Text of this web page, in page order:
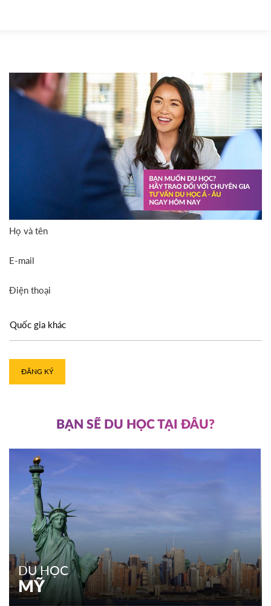
Họ và tên
E-mail
Điện thoại
ĐĂNG KÝ
BẠN SẼ DU HỌC TẠI ĐÂU?
DU HỌC
MỸ